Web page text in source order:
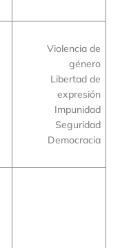
Violencia de
género
Libertad de
expresión
Impunidad
Seguridad
Democracia